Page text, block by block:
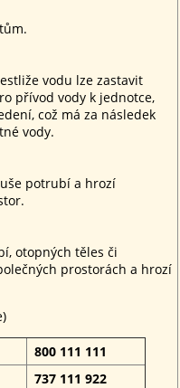
vodu lze zastavit
přívod vody k jednotce,
což má za následek
vody.
potrubí a hrozí
otopných těles či
prostorách a hrozí
800 111 111
737 111 922